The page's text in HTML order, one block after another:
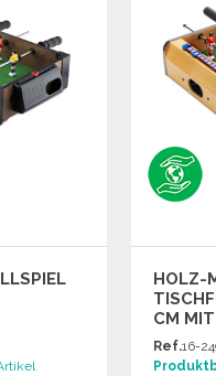
M
HOLZ-
M MIT
Ref.16-